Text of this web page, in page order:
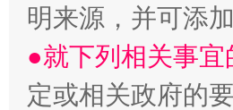
明来源，并可添
●就下列相关事
定或相关政府的